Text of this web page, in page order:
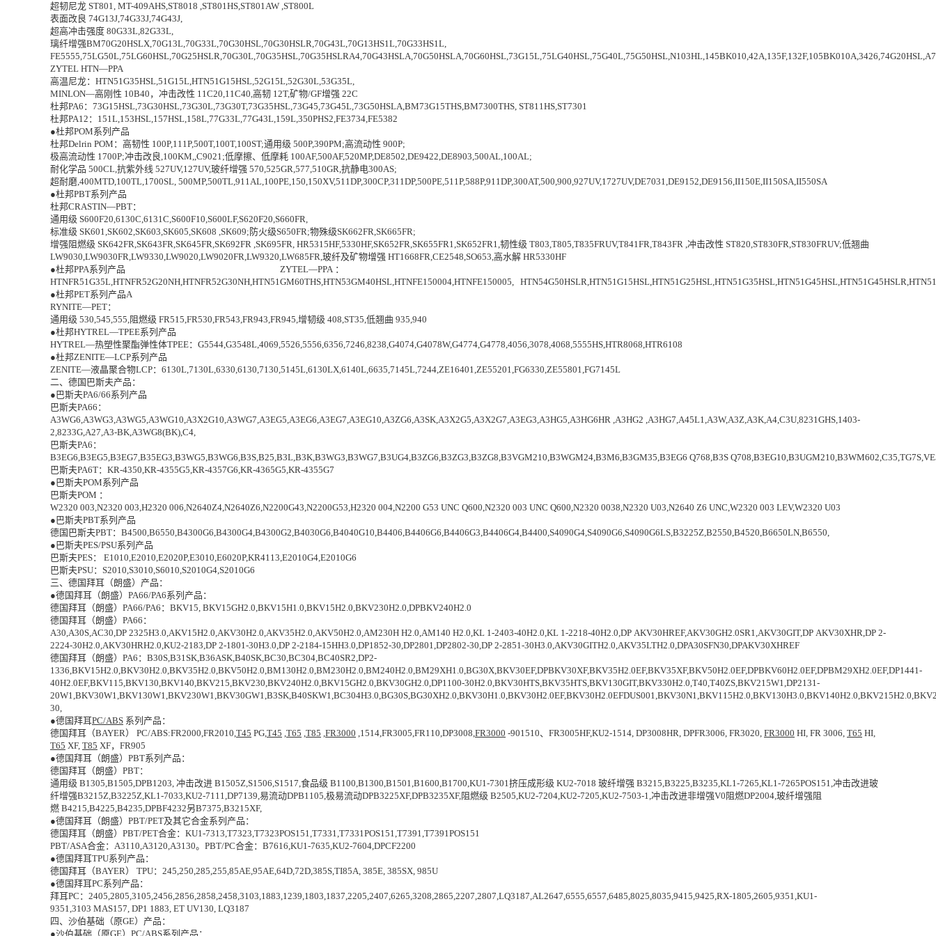
超韧尼龙 ST801, MT-409AHS,ST8018 ,ST801HS,ST801AW ,ST800L
表面改良 74G13J,74G33J,74G43J,
超高冲击强度 80G33L,82G33L,
璃纤增强BM70G20HSLX,70G13L,70G33L,70G30HSL,70G30HSLR,70G43L,70G13HS1L,70G33HS1L,
ZYTEL HTN—PPA
高温尼龙：HTN51G35HSL,51G15L,HTN51G15HSL,52G15L,52G30L,53G35L,
MINLON—高刚性 10B40，冲击改性 11C20,11C40,高韧 12T,矿物/GF增强 22C
杜邦PA6：73G15HSL,73G30HSL,73G30L,73G30T,73G35HSL,73G45,73G45L,73G50HSLA,BM73G15THS,BM7300THS, ST811HS,ST7301
杜邦PA12：151L,153HSL,157HSL,158L,77G33L,77G43L,159L,350PHS2,FE3734,FE5382
●杜邦POM系列产品
杜邦Delrin POM：高韧性 100P,111P,500T,100T,100ST;通用级 500P,390PM;高流动性 900P;
极高流动性 1700P;冲击改良,100KM,,C9021;低摩擦、低摩耗 100AF,500AF,520MP,DE8502,DE9422,DE8903,500AL,100AL;
耐化学品 500CL,抗紫外线 527UV,127UV,玻纤增强 570,525GR,577,510GR,抗静电300AS;
超耐磨,400MTD,100TL,1700SL, 500MP,500TL,911AL,100PE,150,150XV,511DP,300CP,311DP,500PE,511P,588P,911DP,300AT,500,900,927UV,1727UV,DE7031,DE9152,DE9156,II150E,II150SA,II550SA
●杜邦PBT系列产品
杜邦CRASTIN—PBT：
通用级 S600F20,6130C,6131C,S600F10,S600LF,S620F20,S660FR,
标准级 SK601,SK602,SK603,SK605,SK608 ,SK609;防火级S650FR;物殊级SK662FR,SK665FR;
增强阻燃级 SK642FR,SK643FR,SK645FR,SK692FR ,SK695FR, HR5315HF,5330HF,SK652FR,SK655FR1,SK652FR1,韧性级 T803,T805,T835FRUV,T841FR,T843FR ,冲击改性 ST820,ST830FR,ST830FRUV;低翘曲
LW9030,LW9030FR,LW9330,LW9020,LW9020FR,LW9320,LW685FR,玻纤及矿物增强 HT1668FR,CE2548,SO653,高水解 HR5330HF
●杜邦PPA系列产品 ZYTEL—PPA ：
HTNFR51G35L,HTNFR52G20NH,HTNFR52G30NH,HTN51GM60THS,HTN53GM40HSL,HTNFE150004,HTNFE150005,
●杜邦PET系列产品A
RYNITE—PET：
通用级 530,545,555,阻燃级 FR515,FR530,FR543,FR943,FR945,增韧级 408,ST35,低翘曲 935,940
●杜邦HYTREL—TPEE系列产品
HYTREL—热塑性聚酯弹性体TPEE：G5544,G3548L,4069,5526,5556,6356,7246,8238,G4074,G4078W,G4774,G4778,4056,3078,4068,5555HS,HTR8068,HTR6108
●杜邦ZENITE—LCP系列产品
ZENITE—液晶聚合物LCP：6130L,7130L,6330,6130,7130,5145L,6130LX,6140L,6635,7145L,7244,ZE16401,ZE55201,FG6330,ZE55801,FG7145L
二、德国巴斯夫产品：
●巴斯夫PA6/66系列产品
巴斯夫PA66：
A3WG6,A3WG3,A3WG5,A3WG10,A3X2G10,A3WG7,A3EG5,A3EG6,A3EG7,A3EG10,A3ZG6,A3SK,A3X2G5,A3X2G7,A3EG3,A3HG5,A3HG6HR ,A3HG2 ,A3HG7,A45L1,A3W,A3Z,A3K,A4,C3U,8231GHS,1403-
2,8233G,A27,A3-BK,A3WG8(BK),C4,
巴斯夫PA6：
B3EG6,B3EG5,B3EG7,B35EG3,B3WG5,B3WG6,B3S,B25,B3L,B3K,B3WG3,B3WG7,B3UG4,B3ZG6,B3ZG3,B3ZG8,B3VGM210,B3WGM24,B3M6,B3GM35,B3EG6 Q768,B3S
巴斯夫PA6T：KR-4350,KR-4355G5,KR-4357G6,KR-4365G5,KR-4355G7
●巴斯夫POM系列产品
巴斯夫POM ：
W2320 003,N2320 003,H2320 006,N2640Z4,N2640Z6,N2200G43,N2200G53,H2320 004,N2200 G53 UNC Q600,N2320 003 UNC Q600,N2320 0038,N2320 U03,N2640 Z6 UNC,W2320 003 LEV,W2320 U03
●巴斯夫PBT系列产品
德国巴斯夫PBT：B4500,B6550,B4300G6,B4300G4,B4300G2,B4030G6,B4040G10,B4406,B4406G6,B4406G3,B4406G4,B4400,S4090G4,S4090G6,S4090G6LS,B3225Z,B2550,B4520,B6650LN,B6550,
●巴斯夫PES/PSU系列产品
巴斯夫PES： E1010,E2010,E2020P,E3010,E6020P,KR4113,E2010G4,E2010G6
巴斯夫PSU：S2010,S3010,S6010,S2010G4,S2010G6
三、德国拜耳（朗盛）产品：
●德国拜耳（朗盛）PA66/PA6系列产品：
德国拜耳（朗盛）PA66/PA6：BKV15, BKV15GH2.0,BKV15H1.0,BKV15H2.0,BKV230H2.0,DPBKV240H2.0
德国拜耳（朗盛）PA66：
A30,A30S,AC30,DP 2325H3.0,AKV15H2.0,AKV30H2.0,AKV35H2.0,AKV50H2.0,AM230H H2.0,AM140 H2.0,KL 1-2403-40H2.0,KL 1-2218-40H2.0,DP AKV30HREF,AKV30GH2.0SR1,AKV30GIT,DP AKV30XHR,DP 2-
2224-30H2.0,AKV30HRH2.0,KU2-2183,DP 2-1801-30H3.0,DP 2-2184-15HH3.0,DP1852-30,DP2801,DP2802-30,DP 2-2851-30H3.0,AKV30GITH2.0,AKV35LTH2.0,DPA30SFN30,DPAKV30XHREF
德国拜耳（朗盛）PA6：B30S,B31SK,B36ASK,B40SK,BC30,BC304,BC40SR2,DP2-
1336,BKV15H2.0,BKV30H2.0,BKV35H2.0,BKV50H2.0,BM130H2.0,BM230H2.0,BM240H2.0,BM29XH1.0,BG30X,BKV30EF,DPBKV30XF,BKV35H2.0EF,BKV35XF,BKV50H2.0EF,DPBKV60H2.0EF,DPBM29XH2.0EF,DP1441-
40H2.0EF,BKV115,BKV130,BKV140,BKV215,BKV230,BKV240H2.0,BKV15GH2.0,BKV30GH2.0,DP1100-30H2.0,BKV30HTS,BKV35HTS,BKV130GIT,BKV330H2.0,T40,T40ZS,BKV215W1,DP2131-
30,
●德国拜耳PC/ABS 系列产品：
德国拜耳（BAYER） PC/ABS:FR2000,FR2010,T45 PG,T45 ,T65 ,T85 ,FR3000 ,1514,FR3005,FR110,DP3008,FR3000 -901510、FR3005HF,KU2-1514, DP3008HR, DPFR3006, FR3020, FR3000 HI, FR 3006, T65 HI,
T65 XF, T85 XF，FR905
●德国拜耳（朗盛）PBT系列产品：
德国拜耳（朗盛）PBT：
通用级 B1305,B1505,DPB1203, 冲击改进 B1505Z,S1506,S1517,食品级 B1100,B1300,B1501,B1600,B1700,KU1-7301挤压成形级 KU2-7018 玻纤增强 B3215,B3225,B3235,KL1-7265,KL1-7265POS151,冲击改进玻
纤增强B3215Z,B3225Z,KL1-7033,KU2-7111,DP7139,易流动DPB1105,极易流动DPB3225XF,DPB3235XF,阻燃级 B2505,KU2-7204,KU2-7205,KU2-7503-1,冲击改进非增强V0阻燃DP2004,玻纤增强阻
燃 B4215,B4225,B4235,DPBF4232另B7375,B3215XF,
●德国拜耳（朗盛）PBT/PET及其它合金系列产品：
德国拜耳（朗盛）PBT/PET合金：KU1-7313,T7323,T7323POS151,T7331,T7331POS151,T7391,T7391POS151
PBT/ASA合金：A3110,A3120,A3130。PBT/PC合金：B7616,KU1-7635,KU2-7604,DPCF2200
●德国拜耳TPU系列产品：
德国拜耳（BAYER） TPU：245,250,285,255,85AE,95AE,64D,72D,385S,TI85A, 385E, 385SX, 985U
●德国拜耳PC系列产品：
拜耳PC：2405,2805,3105,2456,2856,2858,2458,3103,1883,1239,1803,1837,2205,2407,6265,3208,2865,2207,2807,LQ3187,AL2647,6555,6557,6485,8025,8035,9415,9425,RX-1805,2605,9351,KU1-
9351,3103 MAS157, DP1 1883, ET UV130, LQ3187
四、沙伯基础（原GE）产品：
●沙伯基础（原GE）PC/ABS系列产品：